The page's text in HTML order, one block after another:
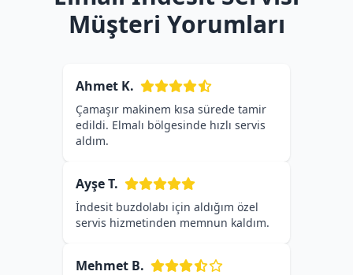
Müşteri Yorumları
Ahmet K.
Çamaşır makinem kısa sürede tamir
edildi. Elmalı bölgesinde hızlı servis
aldım.
Ayşe T.
İndesit buzdolabı için aldığım özel
servis hizmetinden memnun kaldım.
Mehmet B.